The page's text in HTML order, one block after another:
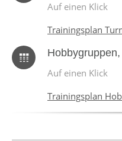
Auf einen Klick
Trainingsplan
Auf einen Klick
Trainingsplan